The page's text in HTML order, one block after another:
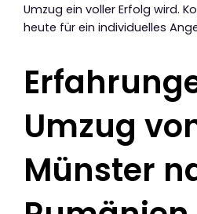
Umzug ein voller Erfolg wird.
heute für ein individuelles
Umzug
Münster